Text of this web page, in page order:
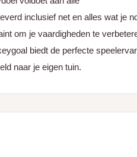
inclusief net en alles wat je
om je vaardigheden te
biedt de perfecte
naar je eigen tuin.